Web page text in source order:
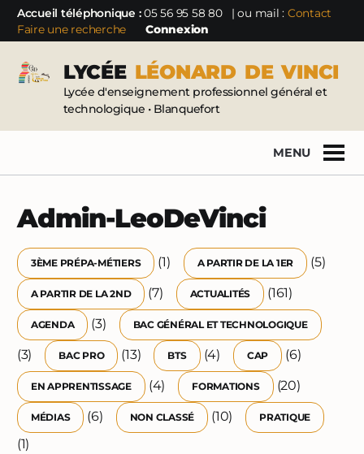
Accueil téléphonique :05 56 95 58 80 | ou mail : Contact
Faire une recherche
Connexion
LYCÉE LÉONARD DE VINCI
Lycée d'enseignement professionnel général et
technologique • Blanquefort
MENU
Admin-LeoDeVinci
3ÈME PRÉPA-MÉTIERS (1) A PARTIR DE LA 1ER (5)
A PARTIR DE LA 2ND (7) ACTUALITÉS (161)
AGENDA (3) BAC GÉNÉRAL ET TECHNOLOGIQUE
(3) BAC PRO (13) BTS (4) CAP (6)
EN APPRENTISSAGE (4) FORMATIONS (20)
MÉDIAS (6) NON CLASSÉ (10) PRATIQUE
(1)